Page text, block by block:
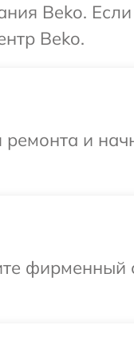
Beko. Если
Beko.
ремонта и
фирменный